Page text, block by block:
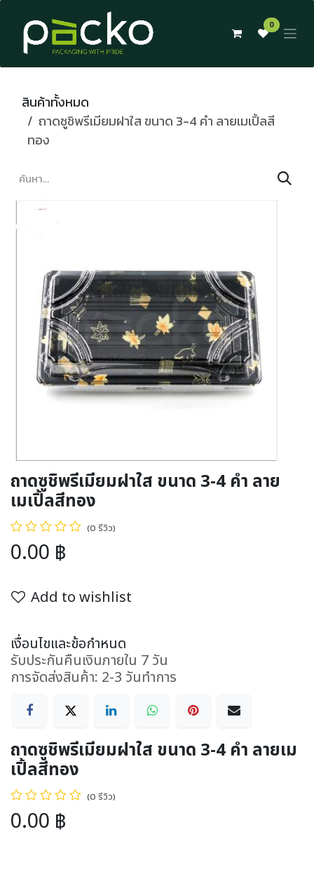
Skip to Content
0
สินค้าทั้งหมด
ถาดซูชิพรีเมียมฝาใส ขนาด 3-4 คำ ลายเมเปิ้ลสี
ทอง
ถาดซูชิพรีเมียมฝาใส ขนาด 3-4 คำ ลาย
เมเปิ้ลสีทอง
(0 รีวิว)
0.00 ฿
Add to wishlist
เงื่อนไขและข้อกำหนด
รับประกันคืนเงินภายใน 7 วัน
การจัดส่งสินค้า: 2-3 วันทำการ
ถาดซูชิพรีเมียมฝาใส ขนาด 3-4 คำ ลายเม
เปิ้ลสีทอง
(0 รีวิว)
0.00 ฿